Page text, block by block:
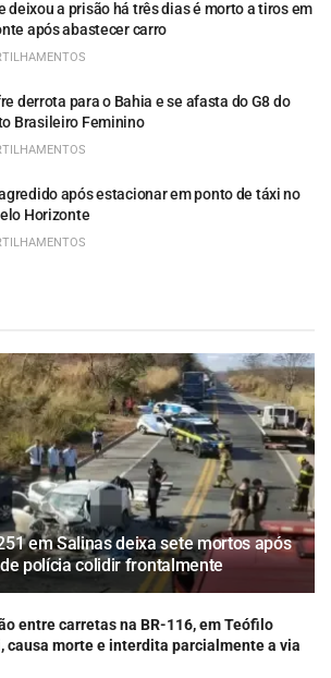
deixou a prisão há três dias é morto a tiros em
após abastecer carro
derrota para o Bahia e se afasta do G8 do
Brasileiro Feminino
após estacionar em ponto de táxi no
Horizonte
em Salinas deixa sete mortos após
polícia colidir frontalmente
entre carretas na BR-116, em Teófilo
causa morte e interdita parcialmente a via